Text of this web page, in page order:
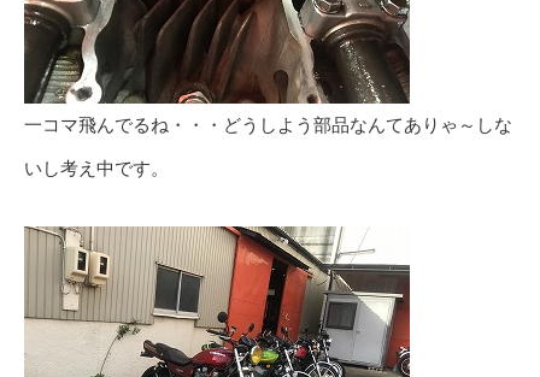
一コマ飛んでるね・・・どうしよう部品なんてありゃ～しな
いし考え中です。